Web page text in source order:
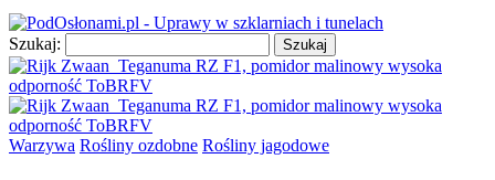
Szukaj:
Warzywa Rośliny ozdobne Rośliny jagodowe